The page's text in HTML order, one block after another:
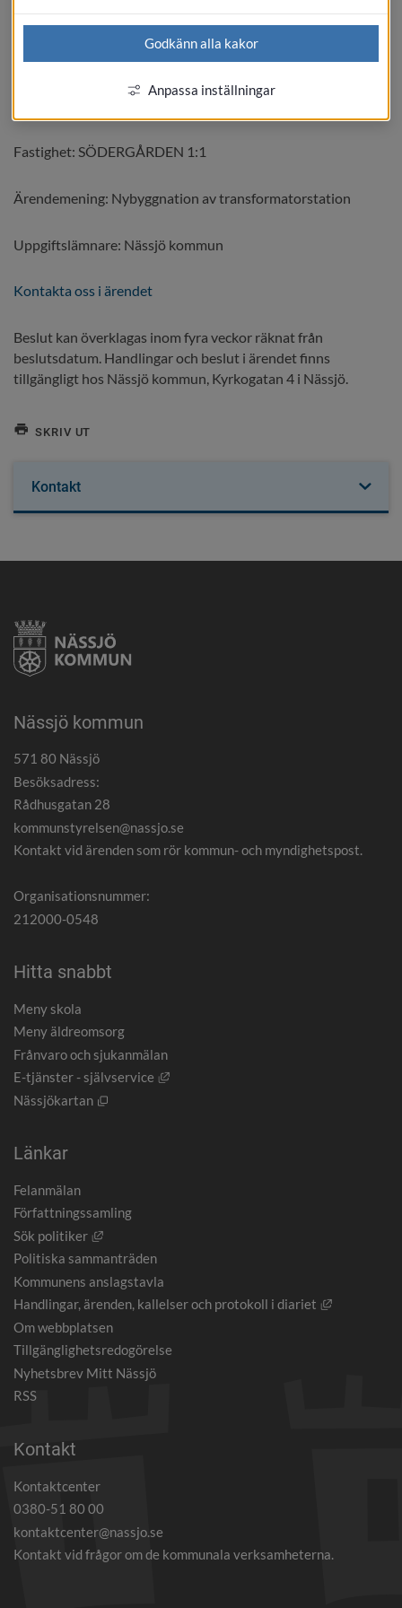
Kungörelsetyp: Beslut
Beslutsdatum: 2026-06-16
Fastighet: SÖDERGÅRDEN 1:1
Ärendemening: Nybyggnation av transformatorstation
Uppgiftslämnare: Nässjö kommun
Kontakta oss i ärendet
Beslut kan överklagas inom fyra veckor räknat från
beslutsdatum. Handlingar och beslut i ärendet finns
tillgängligt hos Nässjö kommun, Kyrkogatan 4 i Nässjö.
SKRIV UT
Kontakt
Nässjö kommun
571 80 Nässjö
Besöksadress:
Rådhusgatan 28
kommunstyrelsen@nassjo.se
Kontakt vid ärenden som rör kommun- och myndighetspost.
Organisationsnummer:
212000-0548
Hitta snabbt
Meny skola
Meny äldreomsorg
Frånvaro och sjukanmälan
E-tjänster - självservice
Länk till annan webbplats, öppnas i
Nässjökartan
Öppnas i nytt fönster.
Länkar
Felanmälan
Författningssamling
Sök politiker
Länk till annan webbplats, öppnas i nytt fönster.
Politiska sammanträden
Kommunens anslagstavla
Handlingar, ärenden, kallelser och protokoll i diariet
Länk till
Om webbplatsen
Tillgänglighetsredogörelse
Nyhetsbrev Mitt Nässjö
RSS
Kontakt
Kontaktcenter
0380-51 80 00
kontaktcenter@nassjo.se
Kontakt vid frågor om de kommunala verksamheterna.
Godkänn alla kakor
Anpassa inställningar